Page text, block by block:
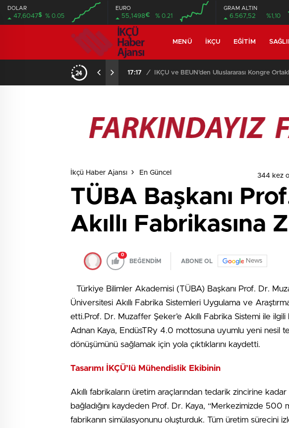
DOLAR
47,6047$ % 0.05
EURO
55,1498€ % 0.21
GRAM ALTIN
6.567,52 %1,10
MENÜ İKÇU EĞITIM
17:17 / İKÇÜ ve BEUN’den Uluslararası Kongre
İkçü Haber Ajansı En Güncel 344 kez
TÜBA Başkanı
Akıllı Fabrikasına
0
BEĞENDİM ABONE OL News
Türkiye Bilimler Akademisi (TÜBA) Başkanı Prof. Dr.
Üniversitesi Akıllı Fabrika Sistemleri Uygulama ve
etti.Prof. Dr. Muzaffer Şeker’e Akıllı Fabrika Sistemi ile
Adnan Kaya, EndüsTRy 4.0 mottosuna uyumlu yeni nesil
dönüşümünü sağlamak için yola çıktıklarını kaydetti.
Tasarımı İKÇÜ’lü Mühendislik Ekibinin
Akıllı fabrikaların üretim araçlarından tedarik zincirine
bağladığını kaydeden Prof. Dr. Kaya, “Merkezimizde
fabrikanın simülasyonunu oluşturduk. Tüm üretim sürecini